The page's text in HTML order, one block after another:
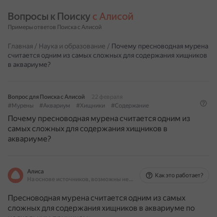
Вопросы к Поиску с Алисой
Примеры ответов Поиска с Алисой
Главная / Наука и образование / Почему пресноводная мурена
считается одним из самых сложных для содержания хищников
в аквариуме?
Вопрос для Поиска с Алисой
22 февраля
#Мурены
#Аквариум #Хищники #Содержание
Почему пресноводная мурена считается одним из
самых сложных для содержания хищников в
аквариуме?
Алиса
На основе источников, возможны неточности
Как это работает?
Пресноводная мурена считается одним из самых
сложных для содержания хищников в аквариуме по